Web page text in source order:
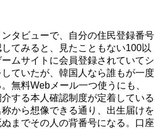
タビューで、自分の住民登録番号
てみると、見たこともない100以
ームサイトに会員登録されていてシ
ていたが、韓国人なら誰もが一度
無料Webメール一つ使うにも、
する本人確認制度が定着している
から想像できる通り、出生届けを
までその人の背番号になる。口座